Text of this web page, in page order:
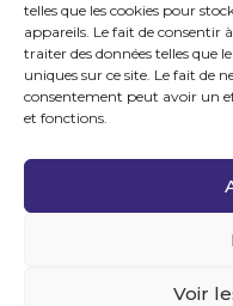
telles que les cookies pour
appareils. Le fait de consentir
traiter des données telles que
uniques sur ce site. Le fait de
consentement peut avoir un
et fonctions.
Voir
de Maine-et-Loire.
La chapelle
Ardilliers à
des Palmes
Cérémonie des
Maine-et-Loire à